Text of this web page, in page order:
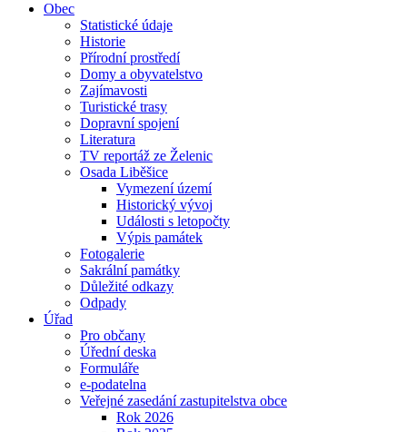
Obec
Statistické údaje
Historie
Přírodní prostředí
Domy a obyvatelstvo
Zajímavosti
Turistické trasy
Dopravní spojení
Literatura
TV reportáž ze Želenic
Osada Liběšice
Vymezení území
Historický vývoj
Události s letopočty
Výpis památek
Fotogalerie
Sakrální památky
Důležité odkazy
Odpady
Úřad
Pro občany
Úřední deska
Formuláře
e-podatelna
Veřejné zasedání zastupitelstva obce
Rok 2026